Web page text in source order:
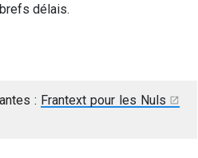
délais.
: Frantext pour les Nuls